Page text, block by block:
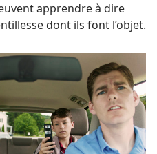
apprendre à dire
dont ils font l’objet.